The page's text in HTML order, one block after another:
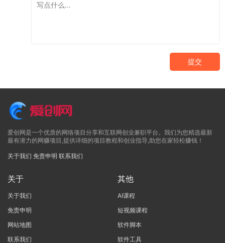
提交
爱创网是一个优质的网络项目分享和互联网创业兼职平台。我们为您精选最新
最有潜力的网赚项目,提供详细的项目教程和创业指导,助您在家轻松赚钱！
关于我们 免责申明 联系我们
关于
关于我们
免责申明
网站地图
联系我们
其他
AI课程
短视频课程
软件脚本
软件工具